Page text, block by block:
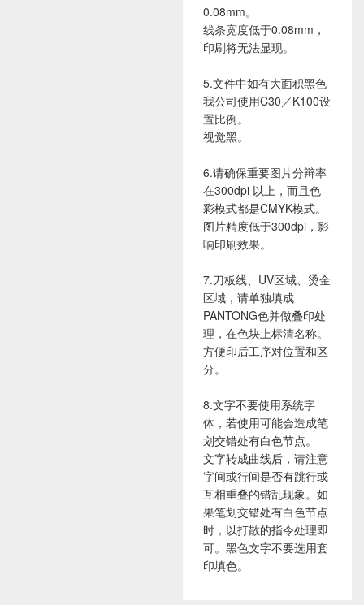
0.08mm。
线条宽度低于0.08mm，
印刷将无法显现。
5.文件中如有大面积黑色
我公司使用C30／K100设
置比例。
视觉黑。
6.请确保重要图片分辩率
在300dpi 以上，而且色
彩模式都是CMYK模式。
图片精度低于300dpi，影
响印刷效果。
7.刀板线、UV区域、烫金
区域，请单独填成
PANTONG色并做叠印处
理，在色块上标清名称。
方便印后工序对位置和区
分。
8.文字不要使用系统字
体，若使用可能会造成笔
划交错处有白色节点。
文字转成曲线后，请注意
字间或行间是否有跳行或
互相重叠的错乱现象。如
果笔划交错处有白色节点
时，以打散的指令处理即
可。黑色文字不要选用套
印填色。